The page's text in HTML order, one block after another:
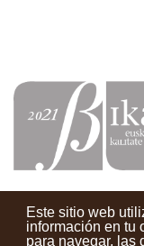
Este sitio web
información en tu
para navegar, las